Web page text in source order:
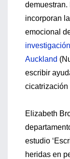
incorporan
emocional
Auckland
escribir
cicatrización
Elizabeth
estudio
heridas en